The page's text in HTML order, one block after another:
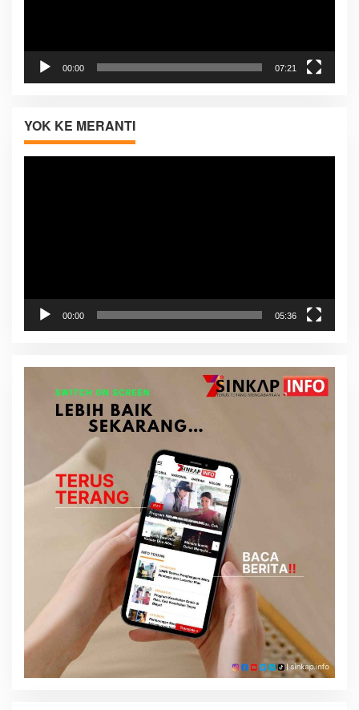
00:00 07:21
YOK KE MERANTI
00:00 05:36